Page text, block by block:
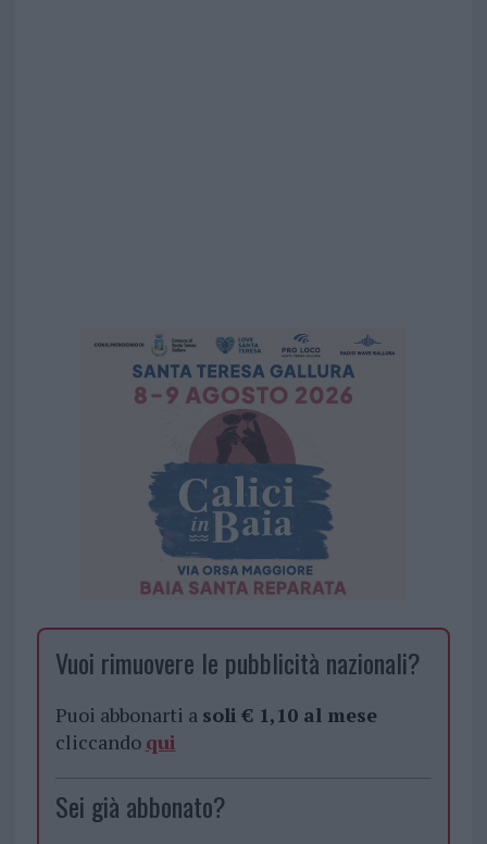
Vuoi rimuovere le pubblicità nazionali?
Puoi abbonarti a soli € 1,10 al mese
cliccando qui
Sei già abbonato?